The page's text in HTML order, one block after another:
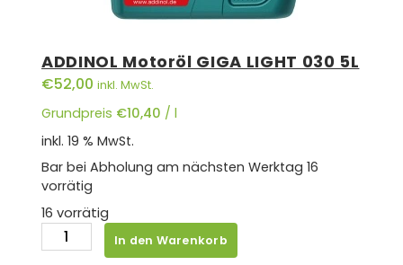
ADDINOL Motoröl GIGA LIGHT 030 5L
€52,00 inkl. MwSt.
Grundpreis €10,40 / l
inkl. 19 % MwSt.
Bar bei Abholung am nächsten Werktag 16
vorrätig
16 vorrätig
ADDINOL
Motoröl
In den Warenkorb